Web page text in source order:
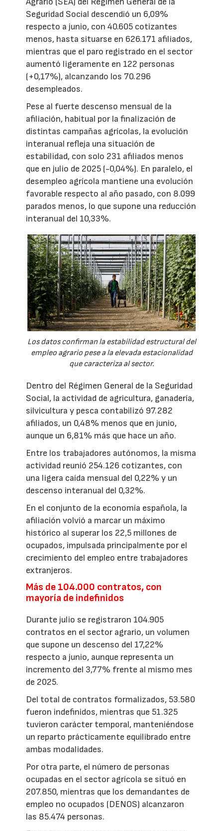
Seguridad Social descendió un 6,09%
respecto a junio, con 40.605 cotizantes
menos, hasta situarse en 626.171 afiliados,
mientras que el paro registrado en el sector
aumentó ligeramente en 122 personas
(+0,17%), alcanzando los 70.296
desempleados.
Pese al fuerte descenso mensual de la
afiliación, habitual por la finalización de
distintas campañas agrícolas, la evolución
interanual refleja una situación de
estabilidad, con solo 231 afiliados menos
que en julio de 2025 (-0,04%). En paralelo, el
desempleo agrícola mantiene una evolución
favorable respecto al año pasado, con 8.099
parados menos, lo que supone una reducción
interanual del 10,33%.
Los datos confirman la estabilidad estructural del
empleo agrario pese a la elevada estacionalidad
que caracteriza al sector.
Dentro del Régimen General de la Seguridad
Social, la actividad de agricultura, ganadería,
silvicultura y pesca contabilizó 97.282
afiliados, un 0,48% menos que en junio,
aunque un 6,81% más que hace un año.
Entre los trabajadores autónomos, la misma
actividad reunió 254.126 cotizantes, con
una ligera caída mensual del 0,22% y un
descenso interanual del 0,32%.
En el conjunto de la economía española, la
afiliación volvió a marcar un máximo
histórico al superar los 22,5 millones de
ocupados, impulsada principalmente por el
crecimiento del empleo entre trabajadores
extranjeros.
Más de 104.000 contratos, con
mayoría de indefinidos
Durante julio se registraron 104.905
contratos en el sector agrario, un volumen
que supone un descenso del 17,22%
respecto a junio, aunque representa un
incremento del 3,77% frente al mismo mes
de 2025.
Del total de contratos formalizados, 53.580
fueron indefinidos, mientras que 51.325
tuvieron carácter temporal, manteniéndose
un reparto prácticamente equilibrado entre
ambas modalidades.
Por otra parte, el número de personas
ocupadas en el sector agrícola se situó en
207.850, mientras que los demandantes de
empleo no ocupados (DENOS) alcanzaron
las 85.474 personas.